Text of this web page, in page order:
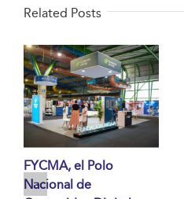
Related Posts
FYCMA, el Polo
Nacional de